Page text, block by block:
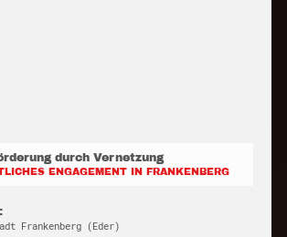
durch Vernetzung
ENGAGEMENT IN FRANKENBERG
Frankenberg (Eder)